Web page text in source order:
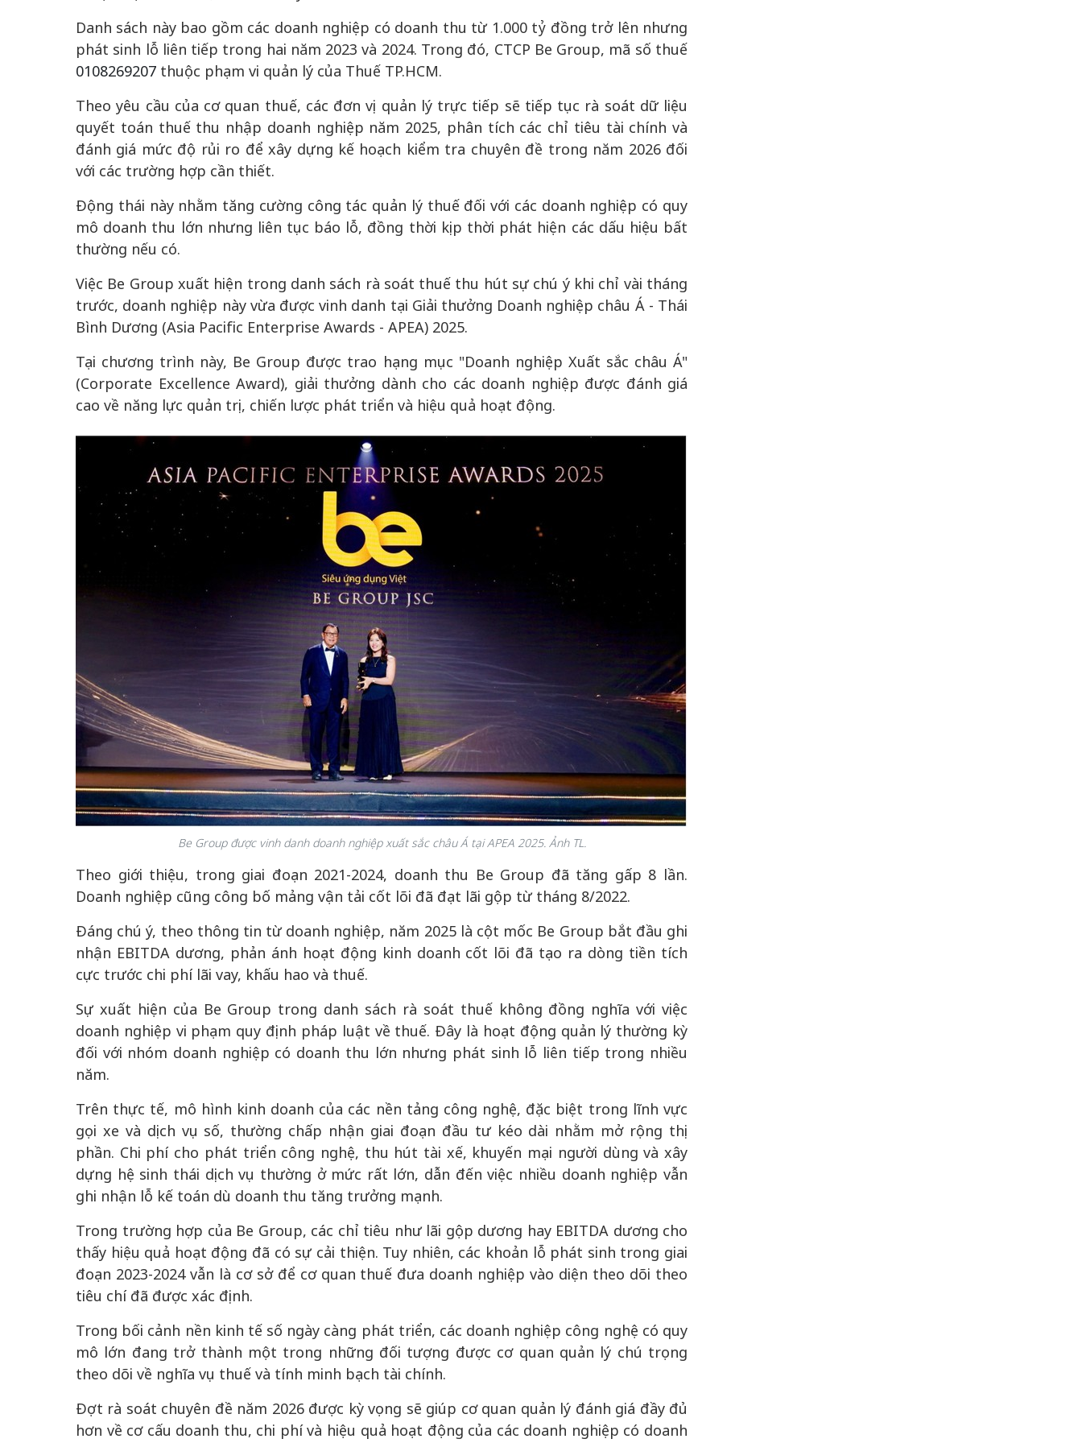
Danh sách này bao gồm các doanh nghiệp có doanh thu từ 1.000 tỷ đồng trở lên nhưng
phát sinh lỗ liên tiếp trong hai năm 2023 và 2024. Trong đó, CTCP Be Group, mã số thuế
0108269207 thuộc phạm vi quản lý của Thuế TP.HCM.
Theo yêu cầu của cơ quan thuế, các đơn vị quản lý trực tiếp sẽ tiếp tục rà soát dữ liệu
quyết toán thuế thu nhập doanh nghiệp năm 2025, phân tích các chỉ tiêu tài chính và
đánh giá mức độ rủi ro để xây dựng kế hoạch kiểm tra chuyên đề trong năm 2026 đối
với các trường hợp cần thiết.
Động thái này nhằm tăng cường công tác quản lý thuế đối với các doanh nghiệp có quy
mô doanh thu lớn nhưng liên tục báo lỗ, đồng thời kịp thời phát hiện các dấu hiệu bất
thường nếu có.
Việc Be Group xuất hiện trong danh sách rà soát thuế thu hút sự chú ý khi chỉ vài tháng
trước, doanh nghiệp này vừa được vinh danh tại Giải thưởng Doanh nghiệp châu Á - Thái
Bình Dương (Asia Pacific Enterprise Awards - APEA) 2025.
Tại chương trình này, Be Group được trao hạng mục "Doanh nghiệp Xuất sắc châu Á"
(Corporate Excellence Award), giải thưởng dành cho các doanh nghiệp được đánh giá
cao về năng lực quản trị, chiến lược phát triển và hiệu quả hoạt động.
Be Groupđược vinh danh doanh nghiệp xuất sắc châu Á tại APEA 2025. Ảnh TL.
Theo giới thiệu, trong giai đoạn 2021-2024, doanh thu Be Group đã tăng gấp 8 lần.
Doanh nghiệp cũng công bố mảng vận tải cốt lõi đã đạt lãi gộp từ tháng 8/2022.
Đáng chú ý, theo thông tin từ doanh nghiệp, năm 2025 là cột mốc Be Group bắt đầu ghi
nhận EBITDA dương, phản ánh hoạt động kinh doanh cốt lõi đã tạo ra dòng tiền tích
cực trước chi phí lãi vay, khấu hao và thuế.
Sự xuất hiện của Be Group trong danh sách rà soát thuế không đồng nghĩa với việc
doanh nghiệp vi phạm quy định pháp luật về thuế. Đây là hoạt động quản lý thường kỳ
đối với nhóm doanh nghiệp có doanh thu lớn nhưng phát sinh lỗ liên tiếp trong nhiều
năm.
Trên thực tế, mô hình kinh doanh của các nền tảng công nghệ, đặc biệt trong lĩnh vực
gọi xe và dịch vụ số, thường chấp nhận giai đoạn đầu tư kéo dài nhằm mở rộng thị
phần. Chi phí cho phát triển công nghệ, thu hút tài xế, khuyến mại người dùng và xây
dựng hệ sinh thái dịch vụ thường ở mức rất lớn, dẫn đến việc nhiều doanh nghiệp vẫn
ghi nhận lỗ kế toán dù doanh thu tăng trưởng mạnh.
Trong trường hợp của Be Group, các chỉ tiêu như lãi gộp dương hay EBITDA dương cho
thấy hiệu quả hoạt động đã có sự cải thiện. Tuy nhiên, các khoản lỗ phát sinh trong giai
đoạn 2023-2024 vẫn là cơ sở để cơ quan thuế đưa doanh nghiệp vào diện theo dõi theo
tiêu chí đã được xác định.
Trong bối cảnh nền kinh tế số ngày càng phát triển, các doanh nghiệp công nghệ có quy
mô lớn đang trở thành một trong những đối tượng được cơ quan quản lý chú trọng
theo dõi về nghĩa vụ thuế và tính minh bạch tài chính.
Đợt rà soát chuyên đề năm 2026 được kỳ vọng sẽ giúp cơ quan quản lý đánh giá đầy đủ
hơn về cơ cấu doanh thu, chi phí và hiệu quả hoạt động của các doanh nghiệp có doanh